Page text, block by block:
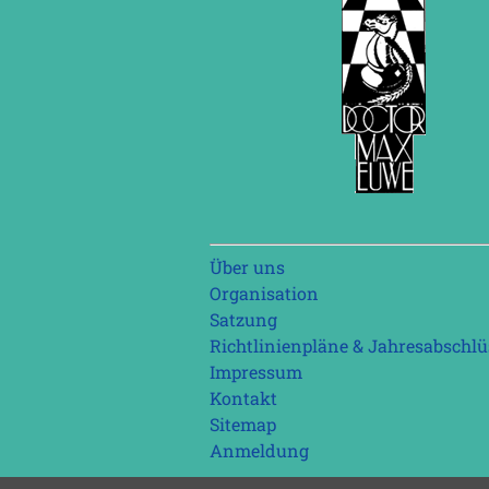
Navigation
überspringen
Über uns
Organisation
Satzung
Richtlinienpläne &
Impressum
Kontakt
Sitemap
Anmeldung